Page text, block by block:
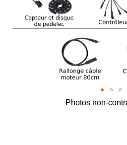
Photos non-